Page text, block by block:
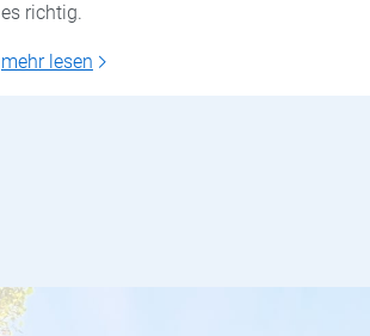
es richtig.
mehr lesen